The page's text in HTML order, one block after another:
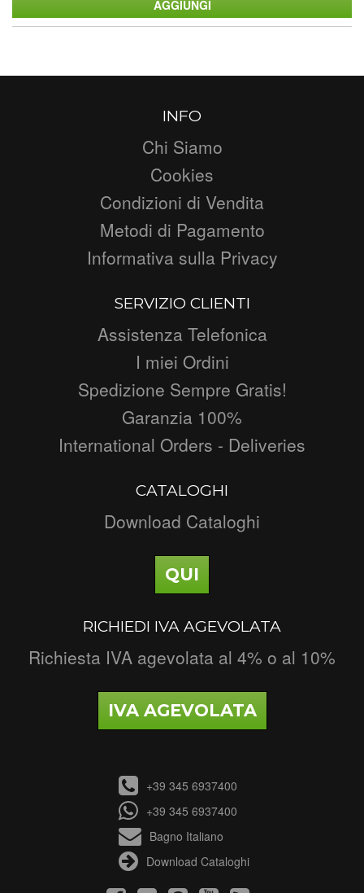
INFO
Chi Siamo
Cookies
Condizioni di Vendita
Metodi di Pagamento
Informativa sulla Privacy
SERVIZIO CLIENTI
Assistenza Telefonica
I miei Ordini
Spedizione Sempre Gratis!
Garanzia 100%
International Orders - Deliveries
CATALOGHI
Download Cataloghi
QUI
RICHIEDI IVA AGEVOLATA
Richiesta IVA agevolata al 4% o al 10%
IVA AGEVOLATA
+39 345 6937400
+39 345 6937400
Bagno Italiano
Download Cataloghi